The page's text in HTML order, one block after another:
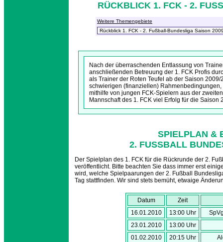
RÜCKBLICK 1. FCK - 2.
Weitere Themengebiete
Nach der überraschenden Entlassung von
anschließenden Betreuung der 1. FCK Profis
als Trainer der Roten Teufel ab der Saison
schwierigen (finanziellen)
mithilfe von jungen FCK-Spielern aus der
Mannschaft des 1. FCK viel Erfolg für die Saison
SPIELPLAN &
2. FUSSBALL
Der Spielplan des 1. FCK für die Rückrunde der 2.
veröffentlicht. Bitte beachten Sie dass immer erst
wird, welche Spielpaarungen der 2. Fußball
Tag stattfinden. Wir sind stets bemüht, etwaige
Datum
Zeit
16.01.2010
13:00 Uhr
23.01.2010
13:00 Uhr
01.02.2010
20:15 Uhr